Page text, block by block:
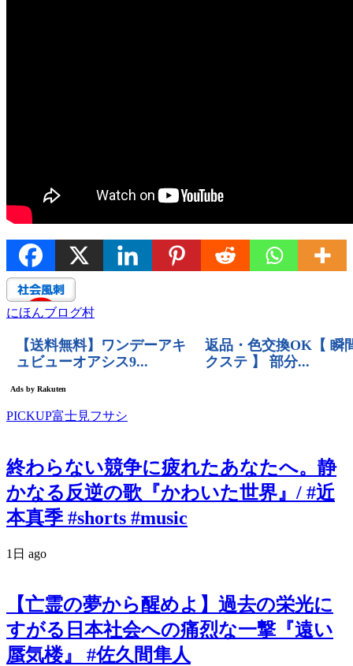
にほんブログ村
PICKUP富士見フサシ
終わらない競争に疲れたあなたへ。静
かなる反逆の歌『かわいた世界』/ #近
本真季 #shorts #music
1日 ago
【亡霊の夢から醒めよ】過去の栄光に
すがる日本社会への痛烈な一撃『遠い
蜃気楼』 #佐久間隼人